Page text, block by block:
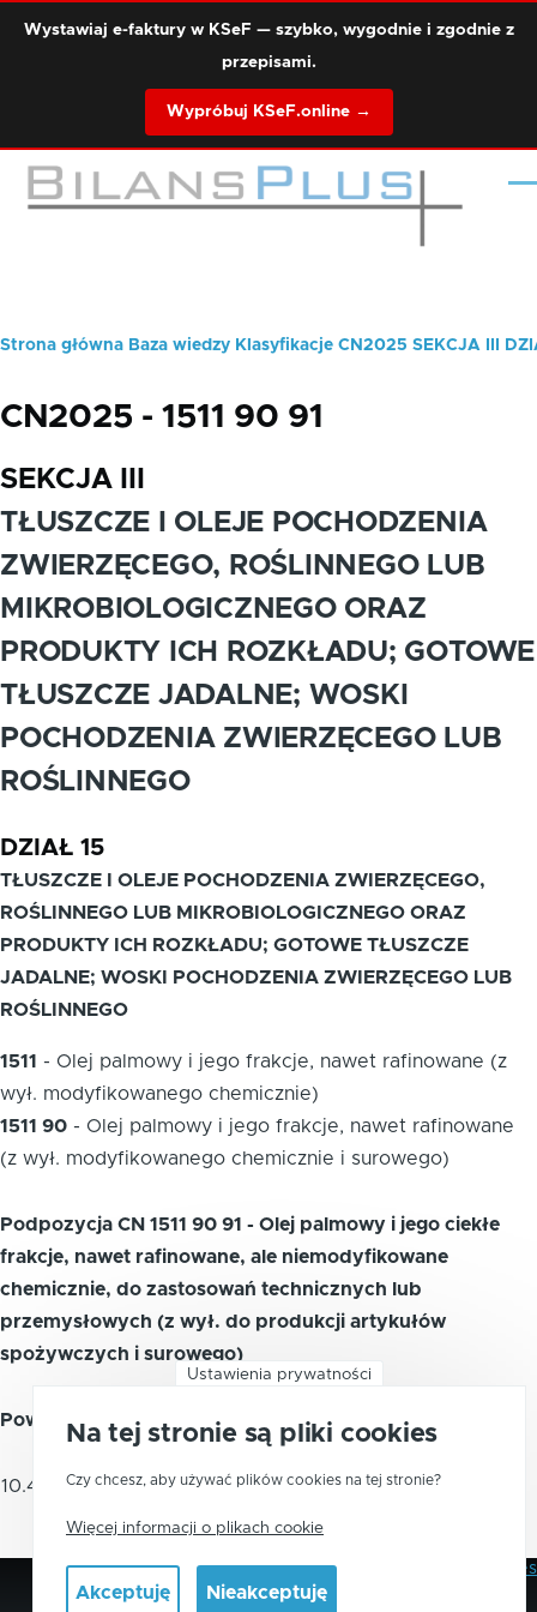
Wystawiaj e-faktury w KSeF — szybko, wygodnie i zgodnie z
przepisami.
Wypróbuj KSeF.online →
Ścieżka
Strona główna Baza wiedzy Klasyfikacje CN2025 SEKCJA III
CN2025 - 1511 90 91
SEKCJA III
TŁUSZCZE I OLEJE POCHODZENIA
ZWIERZĘCEGO, ROŚLINNEGO LUB
MIKROBIOLOGICZNEGO ORAZ
PRODUKTY ICH ROZKŁADU; GOTOWE
TŁUSZCZE JADALNE; WOSKI
POCHODZENIA ZWIERZĘCEGO LUB
ROŚLINNEGO
DZIAŁ 15
TŁUSZCZE I OLEJE POCHODZENIA ZWIERZĘCEGO,
ROŚLINNEGO LUB MIKROBIOLOGICZNEGO ORAZ
PRODUKTY ICH ROZKŁADU; GOTOWE TŁUSZCZE
JADALNE; WOSKI POCHODZENIA ZWIERZĘCEGO LUB
ROŚLINNEGO
1511 - Olej palmowy i jego frakcje, nawet rafinowane (z
wył. modyfikowanego chemicznie)
1511 90 - Olej palmowy i jego frakcje, nawet rafinowane
(z wył. modyfikowanego chemicznie i surowego)
Podpozycja CN 1511 90 91 - Olej palmowy i jego ciekłe
frakcje, nawet rafinowane, ale niemodyfikowane
chemicznie, do zastosowań technicznych lub
przemysłowych (z wył. do produkcji artykułów
spożywczych i surowego)
Powiązane kody PKWiU 2015
10.41.57.0
rafinowane, ale niemodyfikowane
chemicznie
Polityka Prywatności Pliki Cookies
Ustawienia prywatności
Na tej stronie są pliki cookies
Czy chcesz, aby używać plików cookies na tej stronie?
Więcej informacji o plikach cookie
Akceptuję Nieakceptuję